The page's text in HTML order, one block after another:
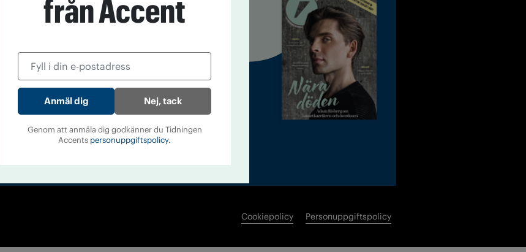
21, 116 33 Stockholm
Barbro Janson Lundkvist,
Cookiepolicy Personuppgiftspolicy
från Accent
Nej, tack
Genom att anmäla dig godkänner du Tidningen
Accents personuppgiftspolicy.